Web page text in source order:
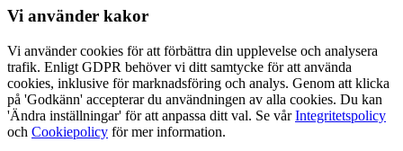
Vi använder kakor
Vi använder cookies för att förbättra din upplevelse och analysera
trafik. Enligt GDPR behöver vi ditt samtycke för att använda
cookies, inklusive för marknadsföring och analys. Genom att klicka
på 'Godkänn' accepterar du användningen av alla cookies. Du kan
'Ändra inställningar' för att anpassa ditt val. Se vårIntegritetspolicy
och Cookiepolicy för mer information.